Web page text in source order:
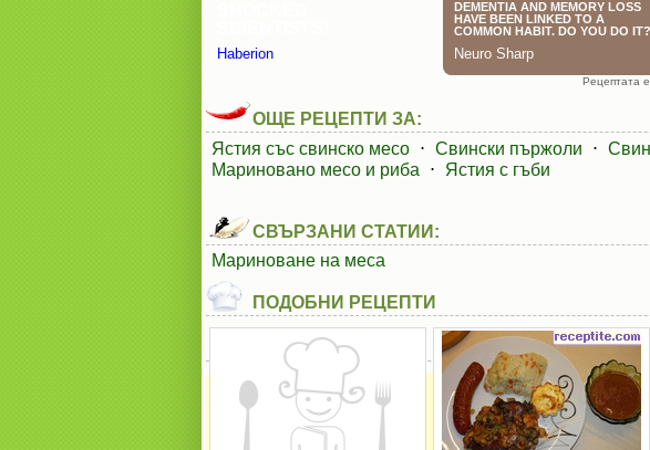
Рецептата
ОЩЕ РЕЦЕПТИ ЗА:
Ястия със свинско месо ⋅ Свински пържоли ⋅
Мариновано месо и риба
⋅ Ястия с гъби
СВЪРЗАНИ СТАТИИ:
Мариноване на меса
ПОДОБНИ РЕЦЕПТИ